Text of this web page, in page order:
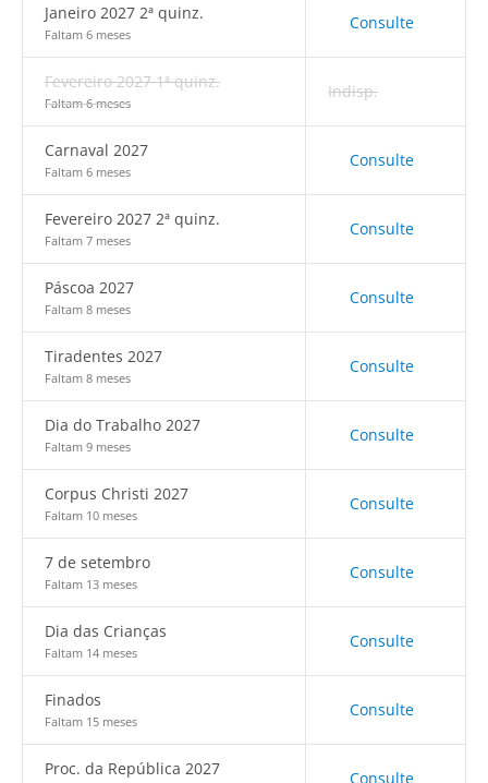
Janeiro 2027 2ª quinz.
Faltam 6 meses
Consulte
Fevereiro 2027 1ª quinz.
Faltam 6 meses
Indisp.
Carnaval 2027
Faltam 6 meses
Consulte
Fevereiro 2027 2ª quinz.
Faltam 7 meses
Consulte
Páscoa 2027
Faltam 8 meses
Consulte
Tiradentes 2027
Faltam 8 meses
Consulte
Dia do Trabalho 2027
Faltam 9 meses
Consulte
Corpus Christi 2027
Faltam 10 meses
Consulte
7 de setembro
Faltam 13 meses
Consulte
Dia das Crianças
Faltam 14 meses
Consulte
Finados
Faltam 15 meses
Consulte
Proc. da República 2027 Consulte